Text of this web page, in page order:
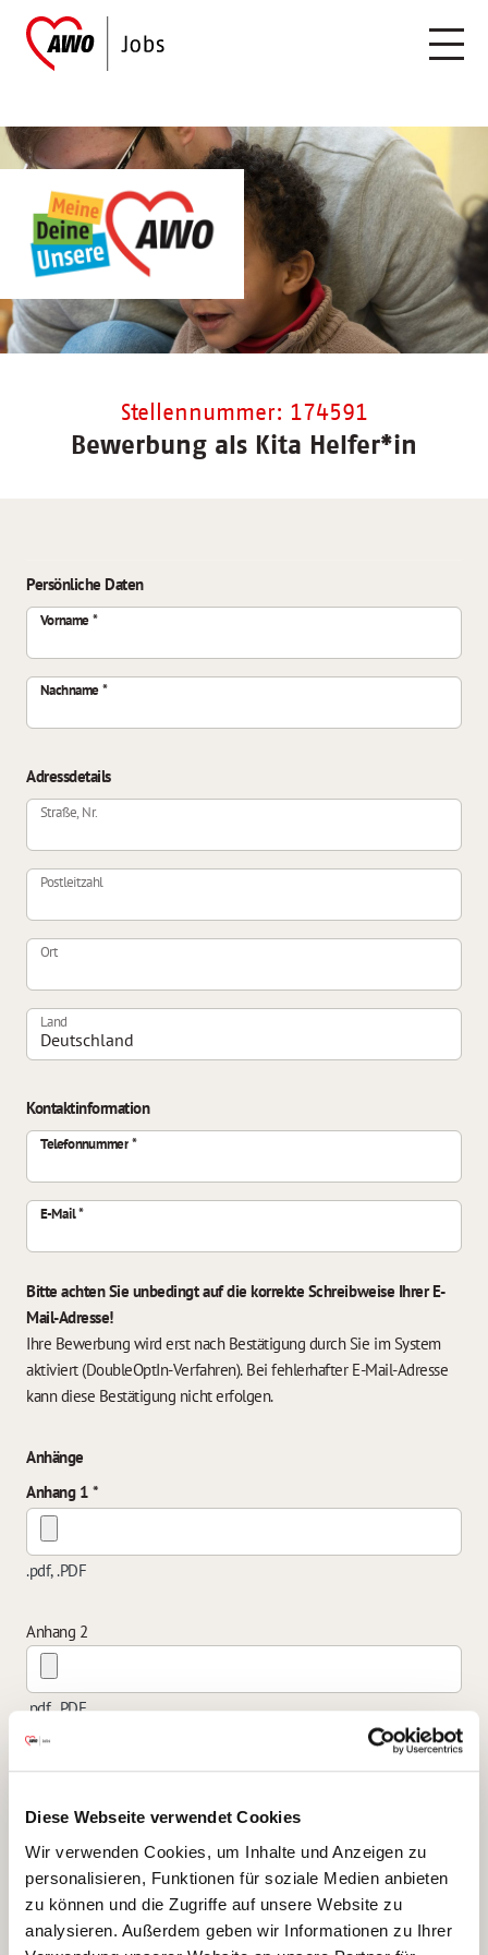
Diese Webseite verwendet Cookies
Wir verwenden Cookies, um Inhalte und Anzeigen zu
personalisieren, Funktionen für soziale Medien anbieten
zu können und die Zugriffe auf unsere Website zu
analysieren. Außerdem geben wir Informationen zu Ihrer
Stellennummer: 174591
Bewerbung als Kita Helfer*in
Persönliche Daten
Vorname
Nachname
Adressdetails
Straße, Nr.
Postleitzahl
Ort
Land
Kontaktinformation
Telefonnummer
E-Mail
Bitte achten Sie unbedingt auf die korrekte Schreibweise Ihrer E-
Mail-Adresse!
Ihre Bewerbung wird erst nach Bestätigung durch Sie im System
aktiviert (DoubleOptIn-Verfahren). Bei fehlerhafter E-Mail-Adresse
kann diese Bestätigung nicht erfolgen.
Anhänge
Anhang 1
.pdf, .PDF
Anhang 2
.pdf, .PDF
Anhang 3
.pdf, .PDF
Anhang 4